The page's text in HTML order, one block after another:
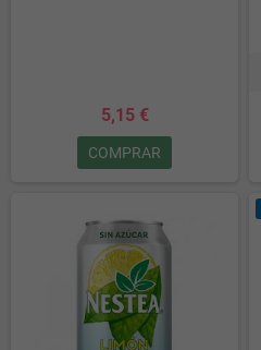
5,15 €
COMPRAR